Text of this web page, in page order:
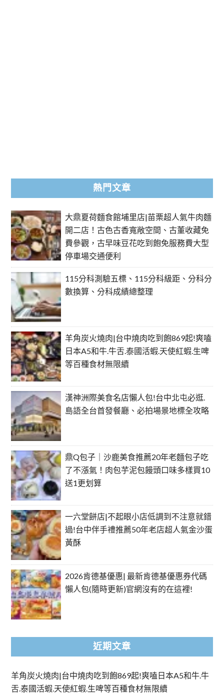
熱門文章
大鼎夏荷麵食館埔里店|苗栗超人氣牛肉麵
開二店！古色古香寬敞空間、古董收藏免
費參觀，古早味豆花吃到飽免服務費大型
停車場交通便利
115分科測驗五標、115分科級距、分科分
數換算、分科成績總整理
羊角炭火燒肉|台中燒肉吃到飽869起!爽嗑
日本A5和牛.牛舌.泰國活蝦.天使紅蝦.生啤
等百種食材無限續
漢神洲際美食名店懶人包!台中北屯必逛.
島語全台首發餐廳、必拍場景地標全攻略
鼎Q包子｜沙鹿美食推薦20年老麵包子吃
了不漲氣！肉包芋泥包饅頭口味多樣買10
送1更划算
一六堂餅店|不起眼小店低調到不注意就錯
過!台中伴手禮推薦50年老店超人氣金沙蛋
黃酥
2026肯德基優惠| 最新肯德基優惠券代碼
懶人包(隨時更新)官網沒有的在這裡!
近期文章
羊角炭火燒肉|台中燒肉吃到飽869起!爽嗑日本A5和牛.牛
舌.泰國活蝦.天使紅蝦.生啤等百種食材無限續